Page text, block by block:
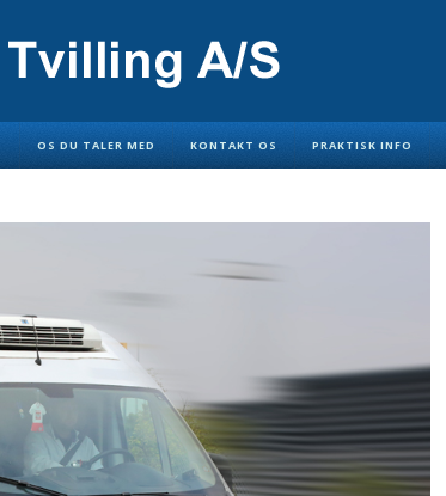
OS DU TALER MED KONTAKT OS PRAKTISK INFO